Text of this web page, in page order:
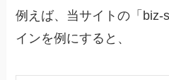
例えば、当サイトの「biz-
インを例にすると、